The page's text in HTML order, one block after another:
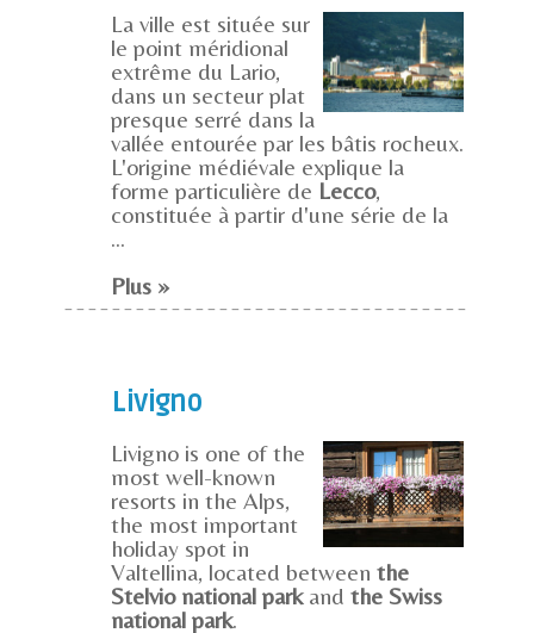
La ville est située sur
le point méridional
extrême du Lario,
dans un secteur plat
presque serré dans la
vallée entourée par les bâtis rocheux.
L'origine médiévale explique la
forme particulière de Lecco,
constituée à partir d'une série de la
...
Plus »
Livigno
Livigno is one of the
most well-known
resorts in the Alps,
the most important
holiday spot in
Valtellina, located between the
Stelvio national parkand the Swiss
national park.